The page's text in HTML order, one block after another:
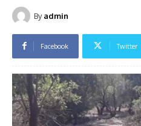
By admin
Facebook Twitter